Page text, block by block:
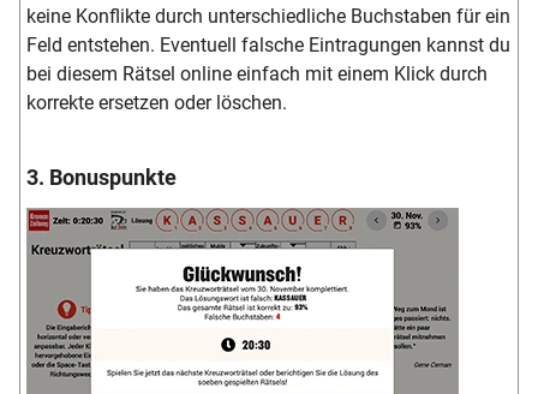
keine Konflikte durch unterschiedliche Buchstaben für ein
Feld entstehen. Eventuell falsche Eintragungen kannst du
bei diesem Rätsel online einfach mit einem Klick durch
korrekte ersetzen oder löschen.
3. Bonuspunkte